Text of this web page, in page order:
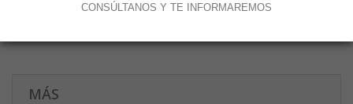
MÁS
CONSÚLTANOS Y TE INFORMAREMOS